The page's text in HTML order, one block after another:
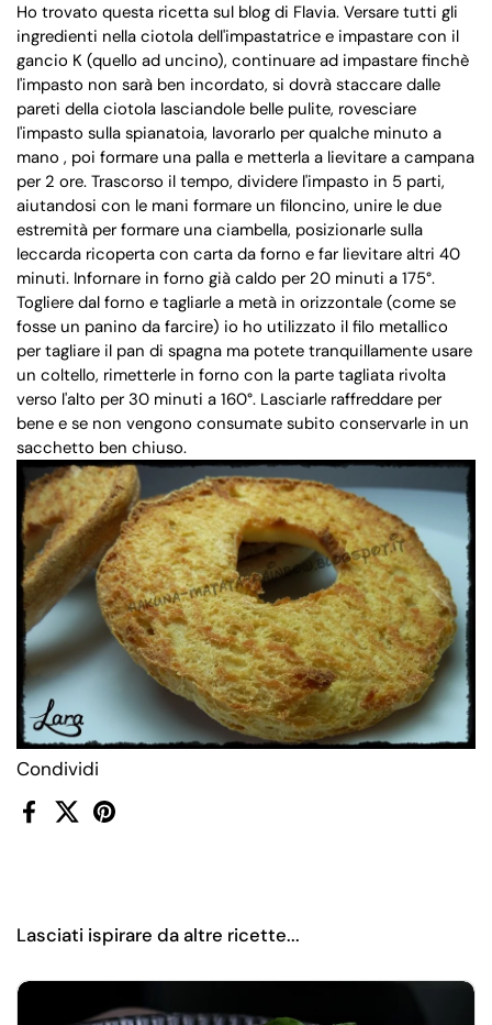
Condividi
FacebookX (Twitter)Pinterest
Ho trovato questa ricetta sul blog di Flavia. Versare tutti gli
ingredienti nella ciotola dell'impastatrice e impastare con il
gancio K (quello ad uncino), continuare ad impastare finchè
l'impasto non sarà ben incordato, si dovrà staccare dalle
pareti della ciotola lasciandole belle pulite, rovesciare
l'impasto sulla spianatoia, lavorarlo per qualche minuto a
mano , poi formare una palla e metterla a lievitare a campana
per 2 ore. Trascorso il tempo, dividere l'impasto in 5 parti,
aiutandosi con le mani formare un filoncino, unire le due
estremità per formare una ciambella, posizionarle sulla
leccarda ricoperta con carta da forno e far lievitare altri 40
minuti. Infornare in forno già caldo per 20 minuti a 175°.
Togliere dal forno e tagliarle a metà in orizzontale (come se
fosse un panino da farcire) io ho utilizzato il filo metallico
per tagliare il pan di spagna ma potete tranquillamente usare
un coltello, rimetterle in forno con la parte tagliata rivolta
verso l'alto per 30 minuti a 160°. Lasciarle raffreddare per
bene e se non vengono consumate subito conservarle in un
sacchetto ben chiuso.
Lasciati ispirare da altre ricette...